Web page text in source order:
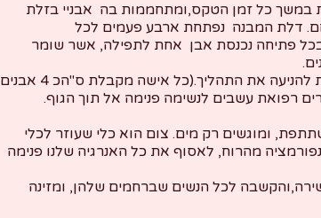
כל זמן הטקס,ומתחממות בה אבניי בזלת
דלת המבנה נפתחת ארבע פעמים לכל
פתיחה נכנסת אבן אחת לתפילה, אשר שומר
האבן מחממת את הרחם ועוזרת להניעה את התהליך.(כל אישה מקבלת ס"הכ 4 אבנים
רפואת עשבים לנשימה פנימה אל תוך הגוף.
ומוגשים רק מים. צום הוא כלי שעוזר לכלי
מהרוח, לאסוף את כל האנרגיה שלנו פנימה
לכל הנשים שברחמים שלהן, ומזינה